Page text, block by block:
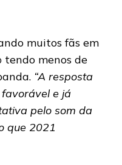
muitos fãs em
tendo menos de
“A resposta
e já
pelo som da
que 2021